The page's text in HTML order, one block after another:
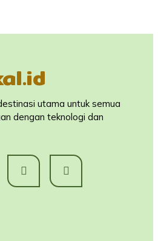
utama untuk semua
dengan teknologi dan